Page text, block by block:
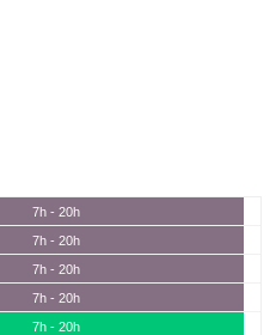
7h - 20h
7h - 20h
7h - 20h
7h - 20h
7h - 20h